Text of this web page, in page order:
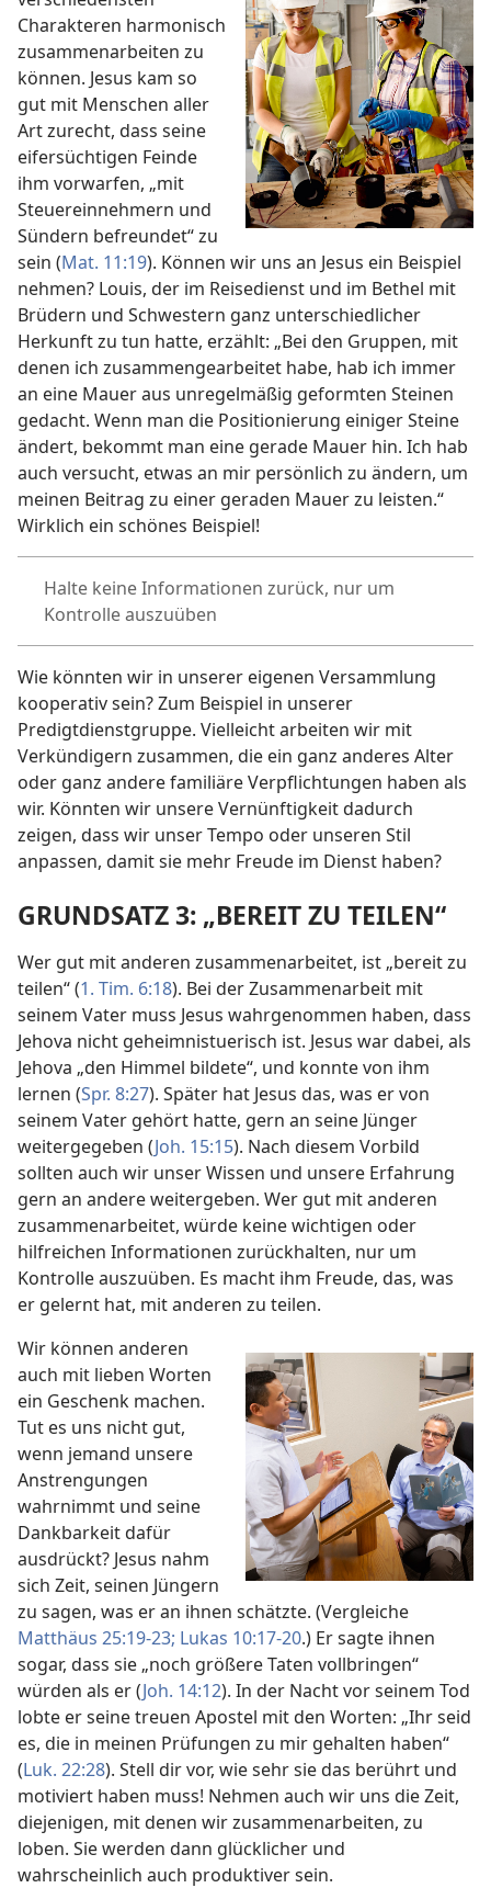
Charakteren harmonisch
zusammenarbeiten zu
können. Jesus kam so
gut mit Menschen aller
Art zurecht, dass seine
eifersüchtigen Feinde
ihm vorwarfen, „mit
Steuereinnehmern und
Sündern befreundet“ zu
sein (Mat. 11:19). Können wir uns an Jesus ein Beispiel
nehmen? Louis, der im Reisedienst und im Bethel mit
Brüdern und Schwestern ganz unterschiedlicher
Herkunft zu tun hatte, erzählt: „Bei den Gruppen, mit
denen ich zusammengearbeitet habe, hab ich immer
an eine Mauer aus unregelmäßig geformten Steinen
gedacht. Wenn man die Positionierung einiger Steine
ändert, bekommt man eine gerade Mauer hin. Ich hab
auch versucht, etwas an mir persönlich zu ändern, um
meinen Beitrag zu einer geraden Mauer zu leisten.“
Wirklich ein schönes Beispiel!
Halte keine Informationen zurück, nur um
Kontrolle auszuüben
Wie könnten wir in unserer eigenen Versammlung
kooperativ sein? Zum Beispiel in unserer
Predigtdienstgruppe. Vielleicht arbeiten wir mit
Verkündigern zusammen, die ein ganz anderes Alter
oder ganz andere familiäre Verpflichtungen haben als
wir. Könnten wir unsere Vernünftigkeit dadurch
zeigen, dass wir unser Tempo oder unseren Stil
anpassen, damit sie mehr Freude im Dienst haben?
GRUNDSATZ 3: „BEREIT ZU TEILEN“
Wer gut mit anderen zusammenarbeitet, ist „bereit zu
teilen“ (1. Tim. 6:18). Bei der Zusammenarbeit mit
seinem Vater muss Jesus wahrgenommen haben, dass
Jehova nicht geheimnistuerisch ist. Jesus war dabei, als
Jehova „den Himmel bildete“, und konnte von ihm
lernen (Spr. 8:27). Später hat Jesus das, was er von
seinem Vater gehört hatte, gern an seine Jünger
weitergegeben (Joh. 15:15). Nach diesem Vorbild
sollten auch wir unser Wissen und unsere Erfahrung
gern an andere weitergeben. Wer gut mit anderen
zusammenarbeitet, würde keine wichtigen oder
hilfreichen Informationen zurückhalten, nur um
Kontrolle auszuüben. Es macht ihm Freude, das, was
er gelernt hat, mit anderen zu teilen.
Wir können anderen
auch mit lieben Worten
ein Geschenk machen.
Tut es uns nicht gut,
wenn jemand unsere
Anstrengungen
wahrnimmt und seine
Dankbarkeit dafür
ausdrückt? Jesus nahm
sich Zeit, seinen Jüngern
zu sagen, was er an ihnen schätzte. (Vergleiche
Matthäus 25:19-23; Lukas 10:17-20.) Er sagte ihnen
sogar, dass sie „noch größere Taten vollbringen“
würden als er (Joh. 14:12). In der Nacht vor seinem Tod
lobte er seine treuen Apostel mit den Worten: „Ihr seid
es, die in meinen Prüfungen zu mir gehalten haben“
(Luk. 22:28). Stell dir vor, wie sehr sie das berührt und
motiviert haben muss! Nehmen auch wir uns die Zeit,
diejenigen, mit denen wir zusammenarbeiten, zu
loben. Sie werden dann glücklicher und
wahrscheinlich auch produktiver sein.